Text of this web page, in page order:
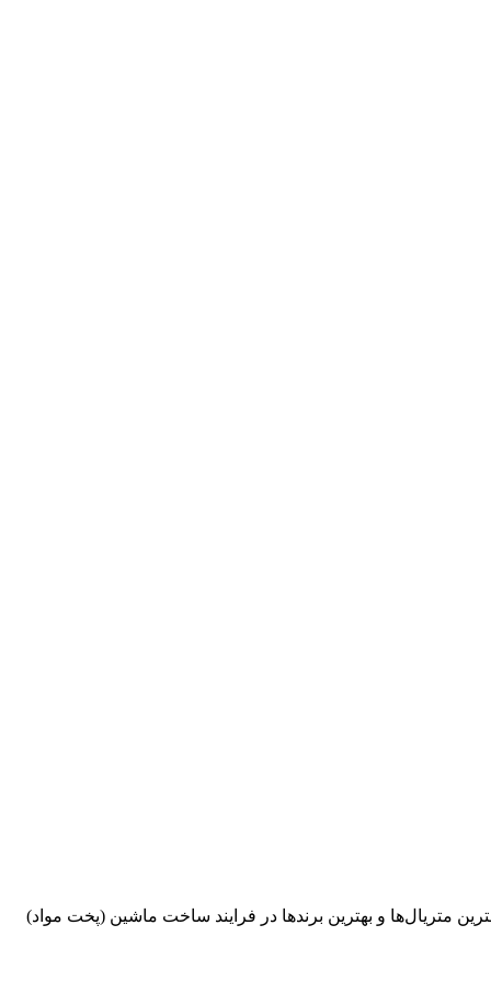
متریال‌ها‌ و بهترین‌ برندها در فرایند‌ ساخت‌ ماشین‌‌ (پخت‌ مواد)